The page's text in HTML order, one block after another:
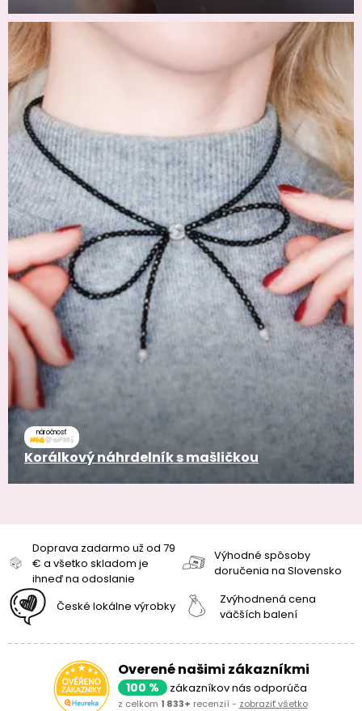
náročnosť
Korálkový náhrdelník s mašličkou
Doprava zadarmo už od 79
€ a všetko skladom je
ihneď na odoslanie
Výhodné spôsoby
doručenia na Slovensko
České lokálne výrobky
Zvýhodnená cena
väčších balení
Overené našimi zákazníkmi
100 % zákazníkov nás odporúča
z celkom 1 833+ recenzií - zobraziť všetko